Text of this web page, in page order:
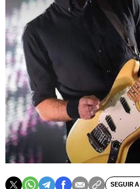
SEGUIR A